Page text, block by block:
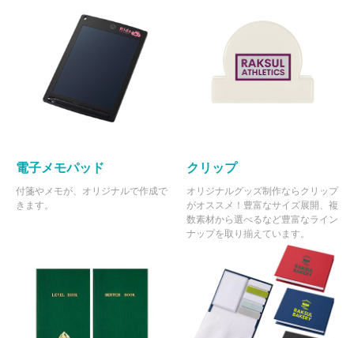
電子メモパッド
付箋やメモが、オリジナルで作成で
きます。
クリップ
オリジナルグッズ制作ならクリップ
がオススメ！豊富なサイズ展開、複
数素材から選べるなど豊富なライン
ナップを取り揃えています。